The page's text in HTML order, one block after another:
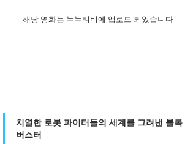
해당 영화는 누누티비에 업로드 되었습니다
치열한 로봇 파이터들의 세계를 그려낸 블록
버스터